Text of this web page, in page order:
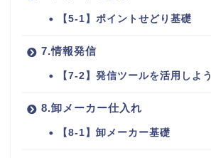
【5-1】ポイントせどり基礎
7.情報発信
【7-2】発信ツールを活用しよう
8.卸メーカー仕入れ
【8-1】卸メーカー基礎